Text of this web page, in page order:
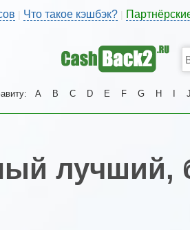
| Что такое кэшбэк?
A B C D E F G H
лучший,